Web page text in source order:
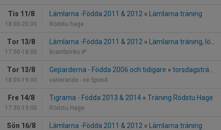
Tis 11/8
18:00-20:00
Lämlarna -Födda 2011 & 2012 » Lämlarna träning
Rödstu hage
Tor 13/8
17:00-18:00
Lämlarna -Födda 2011 & 2012 » Lämlarna träning, löpning
Brantbrinks IP
Tor 13/8
18:00-19:00
Geparderna - Födda 2006 och tidigare » torsdagsträning
varierande - se Spond
Fre 14/8
17:30-19:00
Tigrarna - Födda 2013 & 2014 » Träning Rödstu Hage
Rödstu Hage
Sön 16/8 Lämlarna -Födda 2011 & 2012 » Lämlarna träning